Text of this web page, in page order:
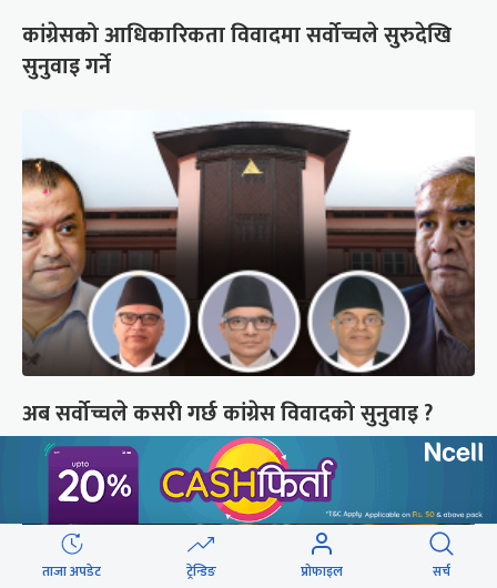
कांग्रेसको आधिकारिकता विवादमा सर्वोच्चले सुरुदेखि
सुनुवाइ गर्ने
अब सर्वोच्चले कसरी गर्छ कांग्रेस विवादको सुनुवाइ ?
ताजा अपडेट ट्रेन्डिङ प्रोफाइल सर्च